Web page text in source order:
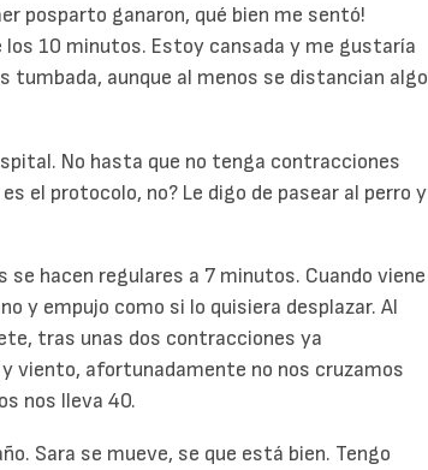
posparto ganaron, qué bien me sentó!
10 minutos. Estoy cansada y me gustaría
tumbada, aunque al menos se distancian algo
No hasta que no tenga contracciones
el protocolo, no? Le digo de pasear al perro y
hacen regulares a 7 minutos. Cuando viene
y empujo como si lo quisiera desplazar. Al
tras unas dos contracciones ya
viento, afortunadamente no nos cruzamos
nos lleva 40.
Sara se mueve, se que está bien. Tengo